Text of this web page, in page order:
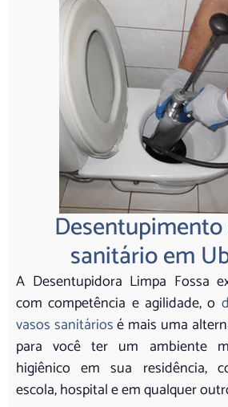
sanitário em
A Desentupidora Limpa Fossa
com competência e agilidade, o
vasos sanitáriosé mais uma
para você ter um ambiente
higiênico em sua residência,
escola, hospital e em qualquer